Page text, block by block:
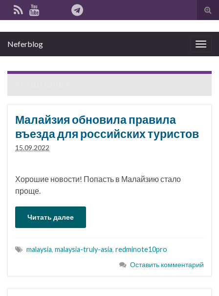
Вкл/
выкл
Neferblog
Малайзия обновила правила
въезда для российских туристов
15.09.2022
Хорошие новости! Попасть в Малайзию стало
проще.
Читать далее
malaysia, malaysia-truly-asia, redminote10pro
Оставить комментарий